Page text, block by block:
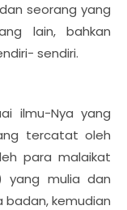
seorang yang
lain, bahkan
sendiri.
ilmu-Nya yang
tercatat oleh
para malaikat
yang mulia dan
badan, kemudian